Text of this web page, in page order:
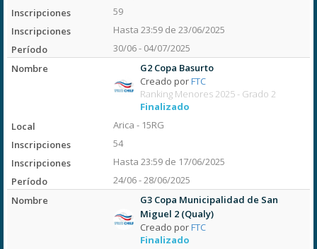
59
Hasta 23:59 de 23/06/2025
30/06 - 04/07/2025
G2 Copa Basurto
Creado porFTC
Ranking Menores 2025 - Grado 2
Finalizado
Arica - 15RG
54
Hasta 23:59 de 17/06/2025
24/06 - 28/06/2025
G3 Copa Municipalidad de San
Miguel 2 (Qualy)
Creado porFTC
Finalizado